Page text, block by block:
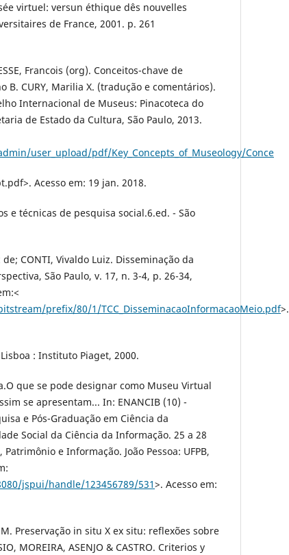
virtuel: versun éthique dês nouvelles
de France, 2001. p. 261
Francois (org). Conceitos-chave de
B. CURY, Marilia X. (tradução e comentários).
Internacional de Museus: Pinacoteca do
de Estado da Cultura, São Paulo, 2013.
user_upload/pdf/Key_Concepts_of_Museology/Conce
Acesso em: 19 jan. 2018.
e técnicas de pesquisa social.6.ed. - São
CONTI, Vivaldo Luiz. Disseminação da
São Paulo, v. 17, n. 3-4, p. 26-34,
prefix/80/1/TCC_DisseminacaoInformacaoMeio.pdf>.
: Instituto Piaget, 2000.
que se pode designar como Museu Virtual
se apresentam... In: ENANCIB (10) -
e Pós-Graduação em Ciência da
Social da Ciência da Informação. 25 a 28
e Informação. João Pessoa: UFPB,
jspui/handle/123456789/531>. Acesso em:
Preservação in situ X ex situ: reflexões sobre
MOREIRA, ASENJO & CASTRO. Criterios y